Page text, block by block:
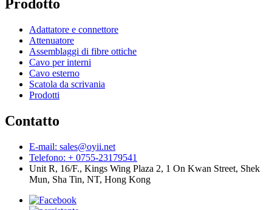
Prodotto
Adattatore e connettore
Attenuatore
Assemblaggi di fibre ottiche
Cavo per interni
Cavo esterno
Scatola da scrivania
Prodotti
Contatto
E-mail: sales@oyii.net
Telefono: + 0755-23179541
Unit R, 16/F., Kings Wing Plaza 2, 1 On Kwan Street, Shek
Mun, Sha Tin, NT, Hong Kong